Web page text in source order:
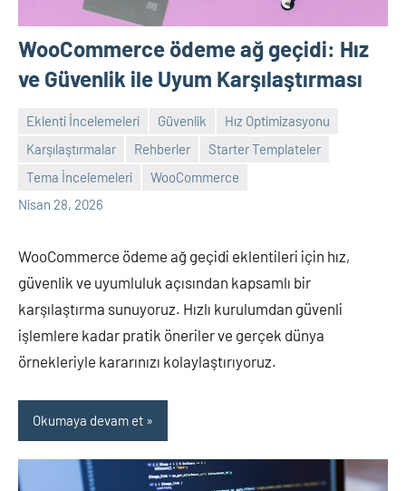
WooCommerce ödeme ağ geçidi: Hız
ve Güvenlik ile Uyum Karşılaştırması
Eklenti İncelemeleri Güvenlik
Hız Optimizasyonu
Karşılaştırmalar
Rehberler
Starter Templateler
Tema İncelemeleri
WooCommerce
Nisan 28, 2026
admin
Yorum
yapılmamış
WooCommerce ödeme ağ geçidi eklentileri için hız,
güvenlik ve uyumluluk açısından kapsamlı bir
karşılaştırma sunuyoruz. Hızlı kurulumdan güvenli
işlemlere kadar pratik öneriler ve gerçek dünya
örnekleriyle kararınızı kolaylaştırıyoruz.
Okumaya devam et